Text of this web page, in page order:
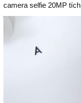
camera selfie 20MP